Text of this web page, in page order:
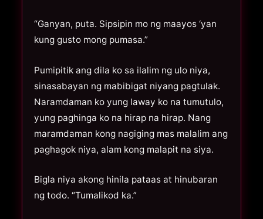
“Ganyan, puta. Sipsipin mo ng maayos ‘yan
kung gusto mong pumasa.”
Pumipitik ang dila ko sa ilalim ng ulo niya,
sinasabayan ng mabibigat niyang pagtulak.
Naramdaman ko yung laway ko na tumutulo,
yung paghinga ko na hirap na hirap. Nang
maramdaman kong nagiging mas malalim ang
paghagok niya, alam kong malapit na siya.
Bigla niya akong hinila pataas at hinubaran
ng todo. “Tumalikod ka.”